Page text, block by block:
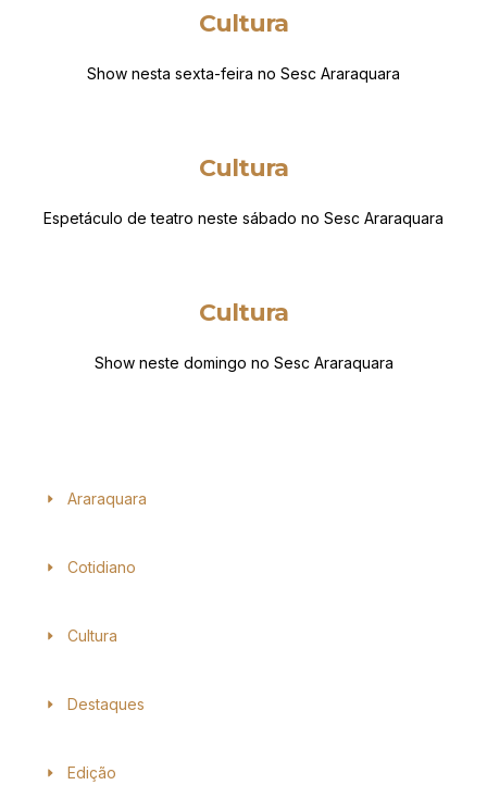
Cultura
Show nesta sexta-feira no Sesc Araraquara
Cultura
Espetáculo de teatro neste sábado no Sesc Araraquara
Cultura
Show neste domingo no Sesc Araraquara
Araraquara
Cotidiano
Cultura
Destaques
Edição